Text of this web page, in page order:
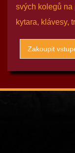
svých kolegů na
kytara, klávesy,
Zakoupit